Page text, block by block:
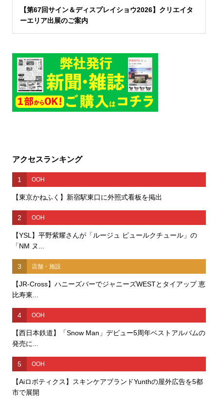
【第67回サイン＆ディスプレイショウ2026】クリエイタ
ーエリア出展のご案内
アクセスランキング
1 OOH
【東京かねふく】新宿駅東口に外照式看板を掲出
2 OOH
【YSL】平野紫耀さんが「ルージュ ピュールクチュール」の
「NM ヌ...
3 店舗・施設
【JR-Cross】ハニーズバーでジャニーズWESTとタイアップ 恵
比寿東...
4 OOH
【西日本鉄道】「Snow Man」デビュー5周年ベストアルバムの
発売に...
5 OOH
【Aiロボティクス】スキンケアブランドYunthの屋外広告を5都
市で展開